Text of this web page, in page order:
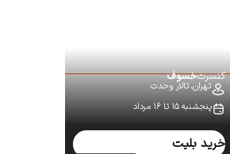
کنسرتخسوف
تهران،تالار وحدت
پنجشنبه ۱۵ تا ۱۶ مرداد
خرید بلیت